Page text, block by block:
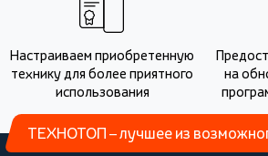
Настраиваем приобретенную
технику для более приятного
использования
на
ТЕХНОТОП – лучшее из